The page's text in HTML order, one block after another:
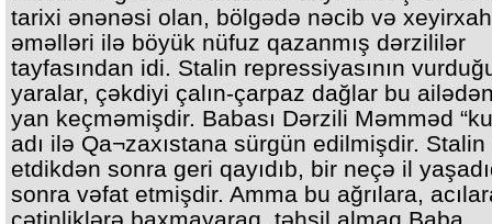
tarixi ənənəsi olan, bölgədə nəcib və xeyirxah
əməlləri ilə böyük nüfuz qazanmış dərzililər
tayfasından idi. Stalin repressiyasının
yaralar, çəkdiyi çalın-çarpaz dağlar bu
yan keçməmişdir. Babası Dərzili Məmməd
adı ilə Qa¬zaxıstana sürgün edilmişdir.
etdikdən sonra geri qayıdıb, bir neçə il
sonra vəfat etmişdir. Amma bu ağrılara,